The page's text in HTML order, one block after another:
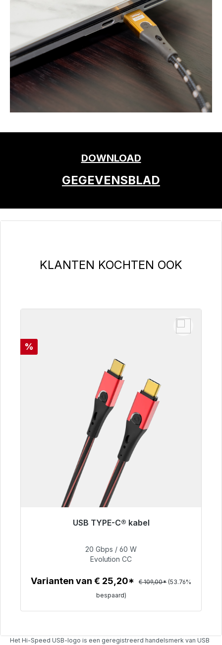
DOWNLOAD
GEGEVENSBLAD
Productgalerij overslaan
KLANTEN KOCHTEN OOK
Korting
%
USB TYPE-C® kabel
Details
20 Gbps / 60 W
Evolution CC
Varianten van € 25,20* € 109,00* (53.76%
bespaard)
Het Hi-Speed USB-logo is een geregistreerd handelsmerk van USB